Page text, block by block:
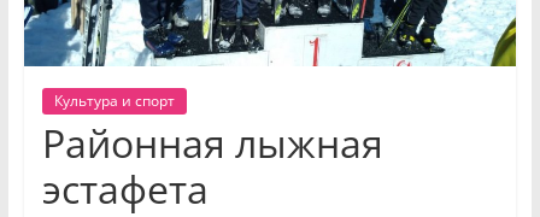
Культура и спорт
Районная лыжная
эстафета